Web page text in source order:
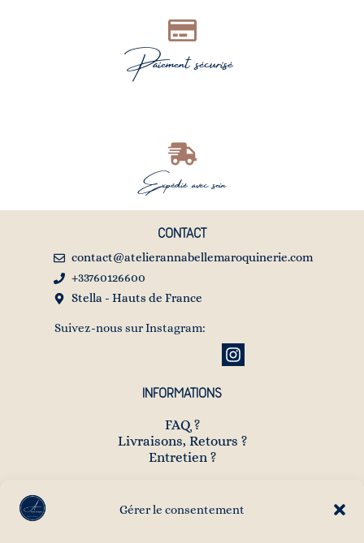
Gérer le consentement
Paiement sécurisé
Expédié avec soin
CONTACT
contact@atelierannabellemaroquinerie.com
+33760126600
Stella - Hauts de France
Suivez-nous sur Instagram:
INFORMATIONS
FAQ ?
Livraisons, Retours ?
Entretien ?
NEWSLETTER